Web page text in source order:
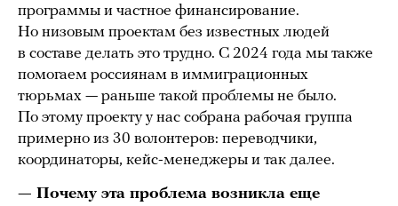
программы и частное финансирование.
Но низовым проектам без известных людей
в составе делать это трудно. С 2024 года мы также
помогаем россиянам в иммиграционных
тюрьмах — раньше такой проблемы не было.
По этому проекту у нас собрана рабочая группа
примерно из 30 волонтеров: переводчики,
координаторы, кейс-менеджеры и так далее.
— Почему эта проблема возникла еще